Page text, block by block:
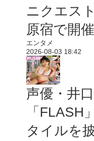
ニクエス
原宿で開催
エンタメ
2026-08-03 18:42
声優・井
「FLASH
タイルを